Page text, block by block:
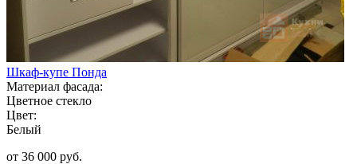
Шкаф-купе Понда
Материал фасада:
Цветное стекло
Цвет:
Белый
от 36 000 руб.